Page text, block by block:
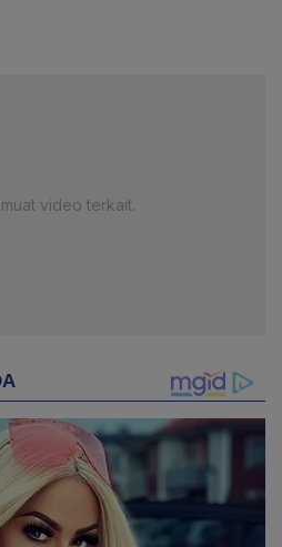
video terkait.